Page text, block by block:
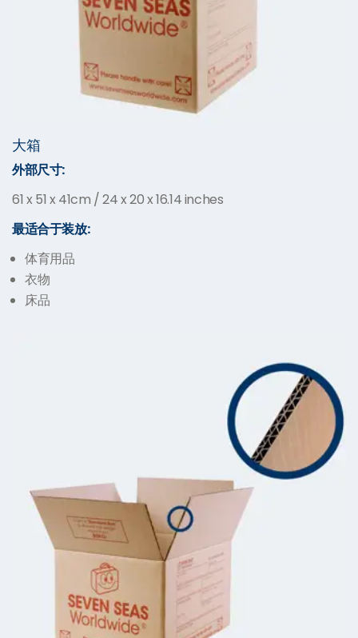
大箱
外部尺寸:
61 x 51 x 41cm / 24 x 20 x 16.14 inches
最适合于装放:
体育用品
衣物
床品